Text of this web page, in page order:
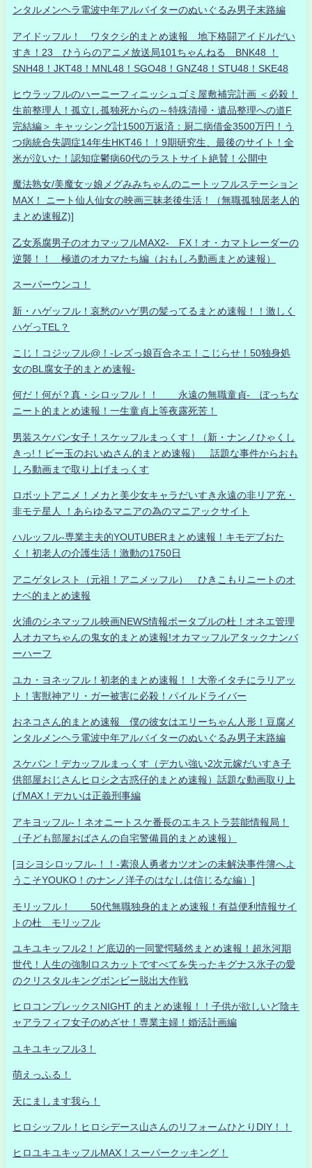
ンタルメンヘラ電波中年アルバイターのぬいぐるみ男子末路編
アイドッフル！ ワタクシ的まとめ速報 地下格闘アイドルだい
すき！23 ひうらのアニメ放送局101ちゃんねる BNK48 ！
SNH48！JKT48！MNL48！SGO48！GNZ48！STU48！SKE48
ヒウラッフルのハーニーフィニッシュゴミ屋敷補完計画 ＜必殺！
生前整理人！孤立し孤独死からの～特殊清掃・遺品整理への道F
完結編＞ キャッシング計1500万返済：厨二病借金3500万円！う
つ病統合失調症14年生HKT46！！9期研究生、最後のサイト！全
米が泣いた！認知症鬱病60代のラストサイト絶賛！公開中
魔法熟女/美魔女ッ娘メグみみちゃんのニートッフルステーション
MAX！ ニート仙人仙女の映画三昧老後生活！（無職孤独居老人的
まとめ速報Z)]
乙女系腐男子のオカマッフルMAX2- FX！オ・カマトレーダーの
逆襲！！ 極道のオカマたち編（おもしろ動画まとめ速報）
スーパーウンコ！
新・ハゲッフル！哀愁のハゲ男の髪ってるまとめ速報！！激しく
ハゲっTEL？
こじ！コジッフル@！-レズっ娘百合ネエ！こじらせ！50独身処
女のBL腐女子的まとめ速報-
何だ！何が？真・シロッフル！！ 永遠の無職童貞- ぼっちな
ニート的まとめ速報！一生童貞上等夜露死苦！
男装スケバン女子！スケッフルまっくす！（新・ナンノひゃくし
きっ!！ビー玉のおいぬさん的まとめ速報） 話題な事件からおも
しろ動画まで取り上げまっくす
ロボットアニメ！メカと美少女キャラだいすき永遠の非リア充・
非モテ星人 ！あらゆるマニアの為のマニアックサイト
ハルッフル-専業主夫的YOUTUBERまとめ速報！キモデブおた
く！初老人の介護生活！激動の1750日
アニゲタレスト（元祖！アニメッフル） ひきこもりニートのオ
ナベ的まとめ速報
火浦のシネマッフル映画NEWS情報ポータブルの杜！オネエ管理
人オカマちゃんの鬼女的まとめ速報!オカマッフルアタックナンバ
ーハーフ
ユカ・ヨネッフル！初老的まとめ速報！！大帝イタチにラリアッ
ト！害獣神アリ・ガー被害に必殺！パイルドライバー
おネコさん的まとめ速報 僕の彼女はエリーちゃん人形！豆腐メ
ンタルメンヘラ電波中年アルバイターのぬいぐるみ男子末路編
スケバン！デカッフルまっくす（デカい強い2次元嫁だいすき子
供部屋おじさんヒロシ之古惑仔的まとめ速報）話題な動画取り上
げMAX！デカいは正義刑事編
アキヨッフル-！ネオニートスケ番長のエキストラ芸能情報局！
（子ども部屋おばさんの自宅警備員的まとめ速報）
[ヨシヨシロッフル-！！-素浪人勇者カツオンの未解決事件簿へよ
うこそYOUKO！のナンノ洋子のはなしは信じるな編）]
モリッフル！ 50代無職独身的まとめ速報！有益便利情報サイ
トの杜 モリッフル
ユキユキッフル2！ど底辺的一同驚愕騒然まとめ速報！超氷河期
世代！人生の強制ロスカットですべてを失ったキグナス氷子の愛
のクリスタルキングボンビー脱出大作戦
ヒロコンプレックスNIGHT 的まとめ速報！！子供が欲しいど陰キ
ャアラフィフ女子のめざせ！専業主婦！婚活計画編
ユキユキッフル3！
萌えっふる！
天にまします我ら！
ヒロシッフル！ヒロシデース山さんのリフォームひとりDIY！！
ヒロユキユキッフルMAX！スーパークッキング！